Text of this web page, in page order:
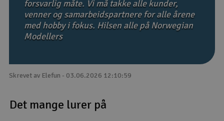
Kamerautstyr
Modellbygging, LEGO & byggesett
Outlet
forsvarlig måte. Vi må takke alle kunder,
venner og samarbeidspartnere for alle årene
med hobby i fokus. Hilsen alle på Norwegian
Modellers
Skrevet av Elefun - 03.06.2026 12:10:59
Det mange lurer på